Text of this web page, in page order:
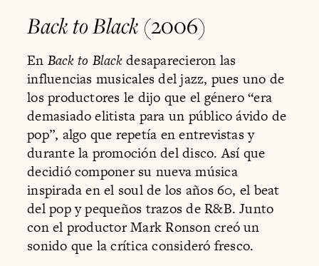
Back to Black (2006)
En Back to Blackdesaparecieron las
influencias musicales del jazz, pues uno de
los productores le dijo que el género “era
demasiado elitista para un público ávido de
pop”, algo que repetía en entrevistas y
durante la promoción del disco. Así que
decidió componer su nueva música
inspirada en el soul de los años 60, el beat
del pop y pequeños trazos de R&B. Junto
con el productor Mark Ronson creó un
sonido que la crítica consideró fresco.